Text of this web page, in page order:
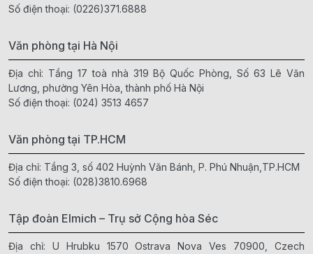
Số điện thoại: (0226)371.6888
Văn phòng tại Hà Nội
Địa chỉ: Tầng 17 toà nhà 319 Bộ Quốc Phòng, Số 63 Lê Văn
Lương, phường Yên Hòa, thành phố Hà Nội
Số điện thoại: (024) 3513 4657
Văn phòng tại TP.HCM
Địa chỉ: Tầng 3, số 402 Huỳnh Văn Bánh, P. Phú Nhuận,TP.HCM
Số điện thoại: (028)3810.6968
Tập đoàn Elmich – Trụ sở Cộng hòa Séc
Địa chỉ: U Hrubku 1570 Ostrava Nova Ves 70900, Czech